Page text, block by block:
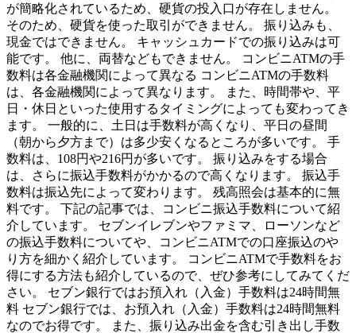
が簡略化されているため、硬貨の投入口が存在しません。
そのため、硬貨を使った取引ができません。 振り込みも、
現金ではできません。 キャッシュカードでの振り込みは可
能です。 他に、両替などもできません。 コンビニATMの手
数料は各金融機関によって異なる コンビニATMの手数料
は、各金融機関によって異なります。 また、時間帯や、平
日・休日といった使用するタイミングによっても変わってき
ます。 一般的に、土日は手数料が高くなり、平日の昼間
（朝から夕方まで）は多少安くなるところが多いです。 手
数料は、108円や216円が多いです。 振り込みをする場合
は、さらに振込手数料がかかるので高くなります。 振込手
数料は振込先によって変わります。 残高照会は基本的に無
料です。 下記の記事では、コンビニ振込手数料について紹
介しています。 セブンイレブンやファミマ、ローソンなど
の振込手数料についてや、コンビニATMでの口座振込のや
り方を細かく紹介しています。 コンビニATMで手数料をお
得にする方法も紹介しているので、ぜひ参考にしてみてくだ
さい。 セブン銀行ではお預入れ（入金）手数料は24時間無
料 セブン銀行では、お預入れ（入金）手数料は24時間無料
なのでお得です。 また、振り込み出金を含む引き出し手数